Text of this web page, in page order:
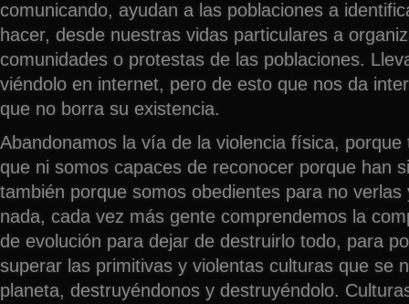
comunicando, ayudan a las poblaciones a
hacer, desde nuestras vidas particulares a
comunidades o protestas de las poblaciones.
viéndolo en internet, pero de esto que nos da
que no borra su existencia.
Abandonamos la vía de la violencia física, porque
que ni somos capaces de reconocer porque han
también porque somos obedientes para no verlas
nada, cada vez más gente comprendemos la
de evolución para dejar de destruirlo todo, para
superar las primitivas y violentas culturas que se
planeta, destruyéndonos y destruyéndolo.